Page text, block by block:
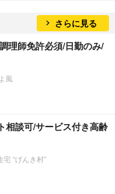
さらに見る
理師免許必須/日勤のみ/
風
相談可/サービス付き高齢
“げんき村”